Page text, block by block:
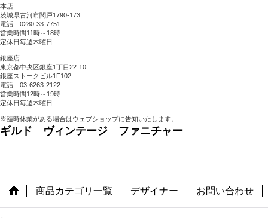
本店
茨城県古河市関戸1790-173
電話 0280-33-7751
営業時間11時～18時
定休日毎週木曜日
銀座店
東京都中央区銀座1丁目22-10
銀座ストークビル1F102
電話 03-6263-2122
営業時間12時～19時
定休日毎週木曜日
※臨時休業がある場合はウェブショップに告知いたします。
ギルド ヴィンテージ ファニチャー
商品カテゴリ一覧 デザイナー お問い合わせ